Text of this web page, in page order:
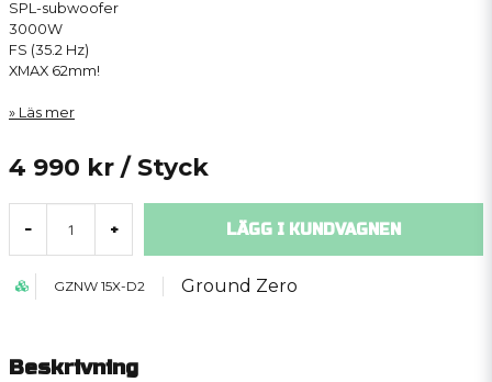
SPL-subwoofer
3000W
FS (35.2 Hz)
XMAX 62mm!
Läs mer
4 990 kr / Styck
- + LÄGG I KUNDVAGNEN
GZNW 15X-D2 Ground Zero
Beskrivning